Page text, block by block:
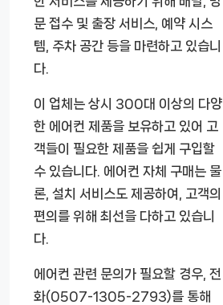
문 접수 및 출장 서비스, 예약 시스
템, 주차 공간 등을 마련하고 있습니
다.
이 업체는 상시 300대 이상의 다양
한 에어컨 제품을 보유하고 있어 고
객들이 필요한 제품을 쉽게 구입할
수 있습니다. 에어컨 자체 구매는 물
론, 설치 서비스도 제공하여, 고객의
편의를 위해 최선을 다하고 있습니
다.
에어컨 관련 문의가 필요할 경우, 전
화(0507-1305-2793)를 통해